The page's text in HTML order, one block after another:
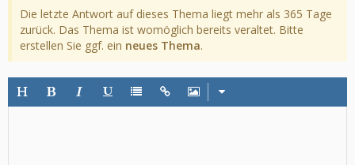
Die letzte Antwort auf dieses Thema liegt mehr als 365 Tage
zurück. Das Thema ist womöglich bereits veraltet. Bitte
erstellen Sie ggf. ein neues Thema.